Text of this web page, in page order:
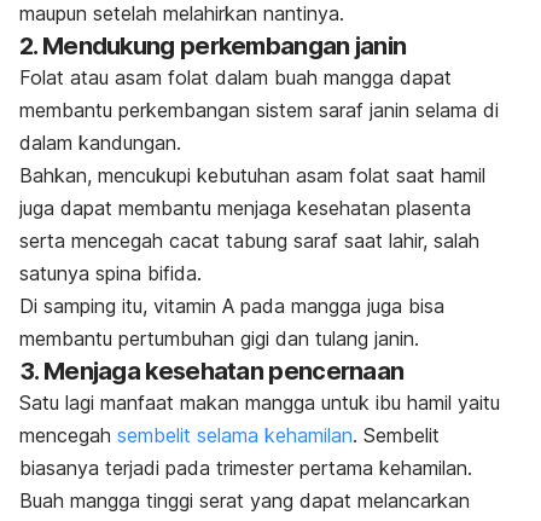
maupun setelah melahirkan nantinya.
2. Mendukung perkembangan janin
Folat atau asam folat dalam buah mangga dapat
membantu perkembangan sistem saraf janin selama di
dalam kandungan.
Bahkan, mencukupi kebutuhan asam folat saat hamil
juga dapat membantu menjaga kesehatan plasenta
serta mencegah cacat tabung saraf saat lahir, salah
satunya spina bifida.
Di samping itu, vitamin A pada mangga juga bisa
membantu pertumbuhan gigi dan tulang janin.
3. Menjaga kesehatan pencernaan
Satu lagi manfaat makan mangga untuk ibu hamil yaitu
mencegah sembelit selama kehamilan. Sembelit
biasanya terjadi pada trimester pertama kehamilan.
Buah mangga tinggi serat yang dapat melancarkan